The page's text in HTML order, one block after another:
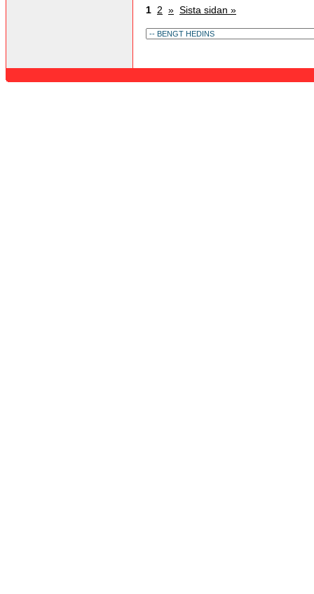
1 2 » Sista sidan »